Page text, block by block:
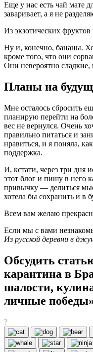
Еще у нас есть чай мате
заваривает, а я не
Из экзотических
Ну и, конечно, бананы.
кроме того, что они
Они невероятно сладкие,
Планы на
Мне осталось сбросить
планирую перейти на
вес не вернулся. Очень
правильно питаться и
нравиться, и я поняла,
поддержка.
И, кстати, через три дня
этот блог и пишу в него
привычку — делиться
хотела бы сохранить и в
Всем вам желаю
Если мы с вами
Из русской деревни в
Обсудить
карантина в
шалости,
личные
?